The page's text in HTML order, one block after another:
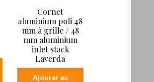
Cornet
aluminium poli 48
mm à grille / 48
mm aluminium
inlet stack
Laverda
Ajouter au